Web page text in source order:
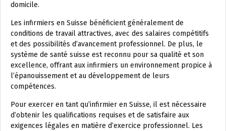
domicile.
Les infirmiers en Suisse bénéficient généralement de
conditions de travail attractives, avec des salaires compétitifs
et des possibilités d’avancement professionnel. De plus, le
système de santé suisse est reconnu pour sa qualité et son
excellence, offrant aux infirmiers un environnement propice à
l’épanouissement et au développement de leurs
compétences.
Pour exercer en tant qu’infirmier en Suisse, il est nécessaire
d’obtenir les qualifications requises et de satisfaire aux
exigences légales en matière d’exercice professionnel. Les